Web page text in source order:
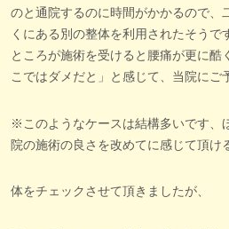
のと通院するのに時間がかかるので、
くにある別の整体を利用されたそうで
ところが施術を受けると腰痛が更に酷
こではダメだと」と感じて、当院にご
※このようなケースは結構多いです、
院の施術の良さを改めてに感じて頂け
体をチェックさせて頂きましたが、